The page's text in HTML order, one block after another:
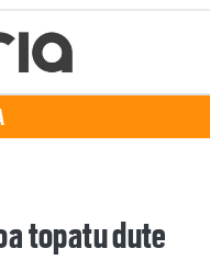
topatu dute